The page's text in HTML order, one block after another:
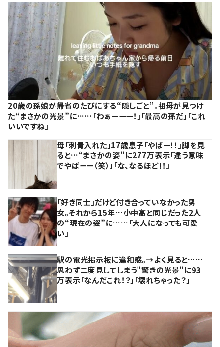
20歳の孫娘が帰省のたびにする“隠しごと”。祖母が見つけ
た“まさかの光景”に……「わぁーーー！」「最高の孫だ」「これ
いいですね」
母「刺青入れた」17歳息子「やばー！！」脚を見
ると…“まさかの姿”に277万表示「違う意味
でやばーー（笑）」「な、なるほど！！」
「好き同士」だけど付き合っていなかった男
女。それから15年…小中高と同じだった2人
の“現在の姿”に……「大人になっても可愛
い」
駅の電光掲示板に違和感。→よく見ると……
思わず二度見してしまう”驚きの光景”に93
万表示「なんだこれ！？」「壊れちゃった？」